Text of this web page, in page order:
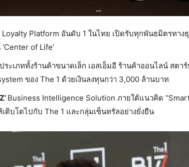
Platform อันดับ 1 ในไทย เปิดรับทุกพันธมิตรทา
of Life’
ะเภททั้งร้านค้าขนาดเล็ก เอสเอ็มอี ร้านค้าออนไลน์ สตา
ของ The 1 ด้วยเงินลงทุนกว่า 3,000 ล้านบาท
Business Intelligence Solution ภายใต้แนวคิด
ติบโตไปกับ The 1 และกลุ่มเซ็นทรัลอย่างยั่งยืน